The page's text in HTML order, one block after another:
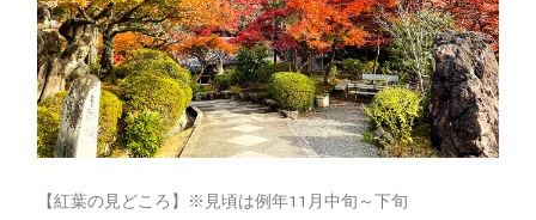
【紅葉の見どころ】※見頃は例年11月中旬～下旬